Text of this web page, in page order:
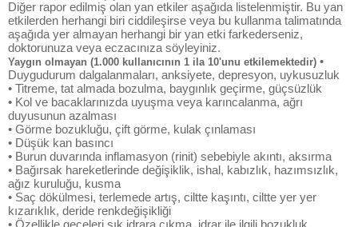
Diğer rapor edilmiş olan yan etkiler aşağıda listelenmiştir. Bu yan
etkilerden herhangi biri ciddileşirse veya bu kullanma talimatında
aşağıda yer almayan herhangi bir yan etki farkederseniz,
doktorunuza veya eczacınıza söyleyiniz.
Yaygın olmayan (1.000 kullanıcının 1 ila 10'unu etkilemektedir) •
Duygudurum dalgalanmaları, anksiyete, depresyon, uykusuzluk
• Titreme, tat almada bozulma, baygınlık geçirme, güçsüzlük
• Kol ve bacaklarınızda uyuşma veya karıncalanma, ağrı
duyusunun azalması
• Görme bozukluğu, çift görme, kulak çınlaması
• Düşük kan basıncı
• Burun duvarında inflamasyon (rinit) sebebiyle akıntı, aksırma
• Bağırsak hareketlerinde değişiklik, ishal, kabızlık, hazımsızlık,
ağız kuruluğu, kusma
• Saç dökülmesi, terlemede artış, ciltte kaşıntı, ciltte yer yer
kızarıklık, deride renkdeğişikliği
• Özellikle geceleri sık idrara çıkma, idrar ile ilgili bozukluk